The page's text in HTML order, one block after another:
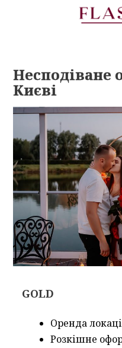
Несподіване
Києві
GOLD
Оренда
Розкішне